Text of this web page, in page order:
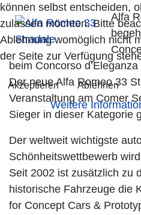
Alfa
beim Concorso
Der neue Alfa Romeo 33
Veranstaltung am Comer
Sieger in dieser Kategorie
Der weltweit wichtigste
Schönheitswettbewerb
Seit 2002 ist zusätzlich zu
historische Fahrzeuge die
for Concept Cars &
können selbst entscheiden,
zulassen möchten. Bitte
Ablehnung womöglich nicht
der Seite zur Verfügung
Akzeptieren Ablehnen
Weitere